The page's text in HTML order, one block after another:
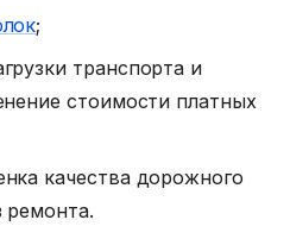
;
транспорта и
стоимости платных
качества дорожного
ремонта.